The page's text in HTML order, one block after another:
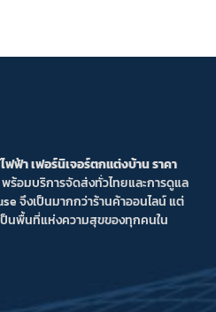
ฟฟ้า เฟอร์นิเจอร์ตกแต่งบ้าน ราคา
ร้อมบริการจัดส่งทั่วไทยและการดูแล
จึงเป็นมากกว่าร้านค้าออนไลน์ แต่
นพื้นที่แห่งความสุขของทุกคนใน